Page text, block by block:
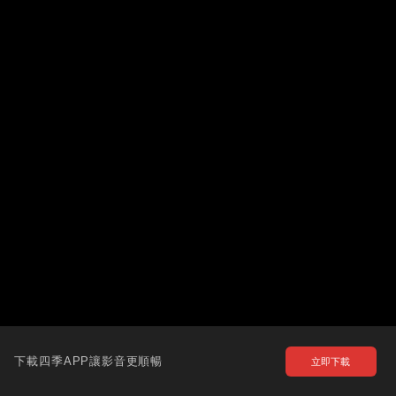
下載四季APP讓影音更順暢 立即下載